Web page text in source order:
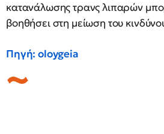
κατανάλωσης τρανς λιπαρών
βοηθήσει στη μείωση του
Πηγή: oloygeia